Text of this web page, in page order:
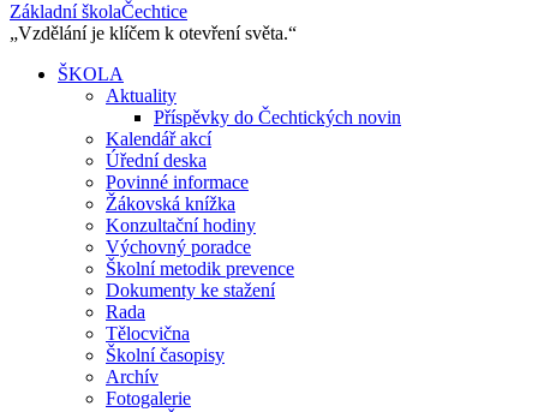
Základní školaČechtice
„Vzdělání je klíčem k otevření světa.“
ŠKOLA
Aktuality
Příspěvky do Čechtických novin
Kalendář akcí
Úřední deska
Povinné informace
Žákovská knížka
Konzultační hodiny
Výchovný poradce
Školní metodik prevence
Dokumenty ke stažení
Rada
Tělocvična
Školní časopisy
Archív
Fotogalerie